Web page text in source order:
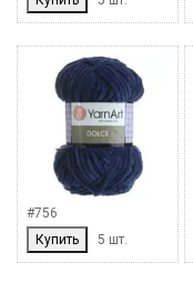
#756
Купить
5 шт.